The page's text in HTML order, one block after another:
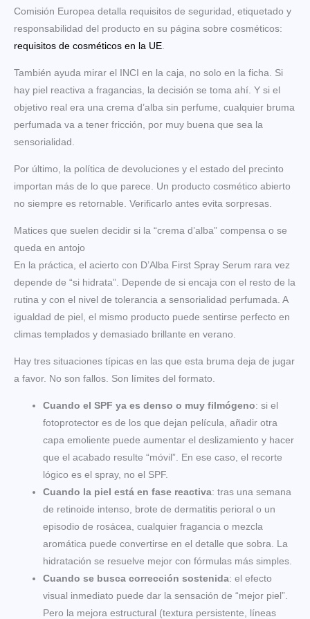
Comisión Europea detalla requisitos de seguridad, etiquetado y
responsabilidad del producto en su página sobre cosméticos:
requisitos de cosméticos en la UE
También ayuda mirar el INCI en la caja, no solo en la ficha. Si
hay piel reactiva a fragancias, la decisión se toma ahí. Y si el
objetivo real era una crema d’alba sin perfume, cualquier bruma
perfumada va a tener fricción, por muy buena que sea la
sensorialidad.
Por último, la política de devoluciones y el estado del precinto
importan más de lo que parece. Un producto cosmético abierto
no siempre es retornable. Verificarlo antes evita sorpresas.
Matices que suelen decidir si la “crema d’alba” compensa o se
queda en antojo
En la práctica, el acierto con D’Alba First Spray Serum rara vez
depende de “si hidrata”. Depende de si encaja con el resto de la
rutina y con el nivel de tolerancia a sensorialidad perfumada. A
igualdad de piel, el mismo producto puede sentirse perfecto en
climas templados y demasiado brillante en verano.
Hay tres situaciones típicas en las que esta bruma deja de jugar
a favor. No son fallos. Son límites del formato.
Cuando el SPF ya es denso o muy filmógeno: si el
fotoprotector es de los que dejan película, añadir otra
capa emoliente puede aumentar el deslizamiento y hacer
que el acabado resulte “móvil”. En ese caso, el recorte
lógico es el spray, no el SPF.
Cuando la piel está en fase reactiva: tras una semana
de retinoide intenso, brote de dermatitis perioral o un
episodio de rosácea, cualquier fragancia o mezcla
aromática puede convertirse en el detalle que sobra. La
hidratación se resuelve mejor con fórmulas más simples.
Cuando se busca corrección sostenida: el efecto
visual inmediato puede dar la sensación de “mejor piel”.
Pero la mejora estructural (textura persistente, líneas